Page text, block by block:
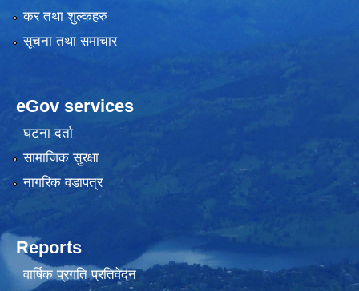
कर तथा शुल्कहरु
सूचना तथा समाचार
eGov services
घटना दर्ता
सामाजिक सुरक्षा
नागरिक वडापत्र
Reports
वार्षिक प्रगति प्रतिवेदन